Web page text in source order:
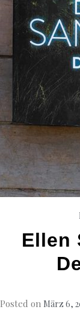
Ellen
Posted on März 6,